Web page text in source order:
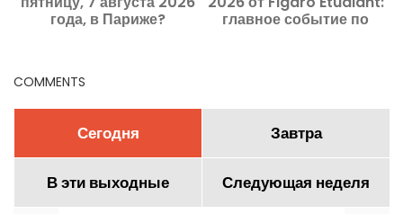
года, в Париже?
главное событие по
COMMENTS
Сегодня Завтра
В эти выходные Следующая неделя